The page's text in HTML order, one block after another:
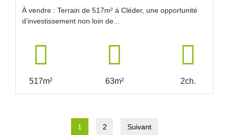
À vendre : Terrain de 517m² à Cléder, une opportunité
d’investissement non loin de...
517m² 63m² 2ch.
1 2 Suivant